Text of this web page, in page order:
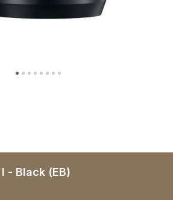
- Black (EB)